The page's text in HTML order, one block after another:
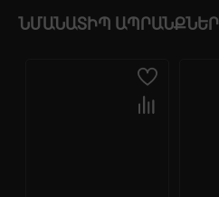
ՆՄԱՆԱՏԻՊ ԱՊՐԱՆՔՆԵՐ